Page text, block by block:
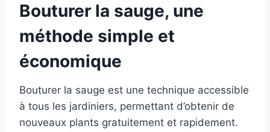
Bouturer la sauge, une
méthode simple et
économique
Bouturer la sauge est une technique accessible
à tous les jardiniers, permettant d’obtenir de
nouveaux plants gratuitement et rapidement.